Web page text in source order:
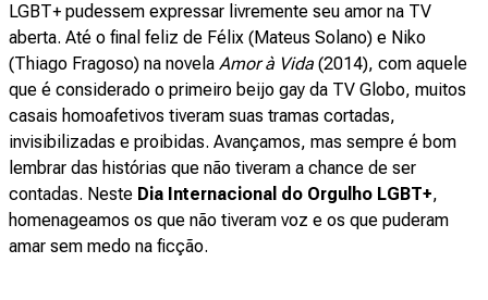
LGBT+ pudessem expressar livremente seu amor na TV
aberta. Até o final feliz de Félix (Mateus Solano) e Niko
(Thiago Fragoso) na novela Amor à Vida (2014), com aquele
que é considerado o primeiro beijo gay da TV Globo, muitos
casais homoafetivos tiveram suas tramas cortadas,
invisibilizadas e proibidas. Avançamos, mas sempre é bom
lembrar das histórias que não tiveram a chance de ser
contadas. Neste Dia Internacional do Orgulho LGBT+,
homenageamos os que não tiveram voz e os que puderam
amar sem medo na ficção.